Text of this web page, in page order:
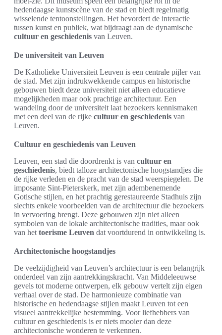
hedendaagse kunstscène van de stad en biedt regelmatig
wisselende tentoonstellingen. Het bevordert de interactie
tussen kunst en publiek, wat bijdraagt aan de dynamische
cultuur en geschiedenis van Leuven.
De universiteit van Leuven
De Katholieke Universiteit Leuven is een centrale pijler van
de stad. Met zijn indrukwekkende campus en historische
gebouwen biedt deze universiteit niet alleen educatieve
mogelijkheden maar ook prachtige architectuur. Een
wandeling door de universiteit laat bezoekers kennismaken
met een deel van de rijke cultuur en geschiedenis van
Leuven.
Cultuur en geschiedenis van Leuven
Leuven, een stad die doordrenkt is van cultuur en
geschiedenis, biedt talloze architectonische hoogstandjes die
de rijke verleden en de pracht van de stad weerspiegelen. De
imposante Sint-Pieterskerk, met zijn adembenemende
Gotische stijlen, en het prachtig gerestaureerde Stadhuis zijn
slechts enkele voorbeelden van de architectuur die bezoekers
in vervoering brengt. Deze gebouwen zijn niet alleen
symbolen van de lokale architectonische tradities, maar ook
van het toerisme Leuven dat voortdurend in ontwikkeling is.
Architectonische hoogstandjes
De veelzijdigheid van Leuven’s architectuur is een belangrijk
onderdeel van zijn aantrekkingskracht. Van Middeleeuwse
gevels tot moderne ontwerpen, elk gebouw vertelt zijn eigen
verhaal over de stad. De harmonieuze combinatie van
historische en hedendaagse stijlen maakt Leuven tot een
visueel aantrekkelijke bestemming. Voor liefhebbers van
cultuur en geschiedenis is er niets mooier dan deze
architectonische wonderen te verkennen.